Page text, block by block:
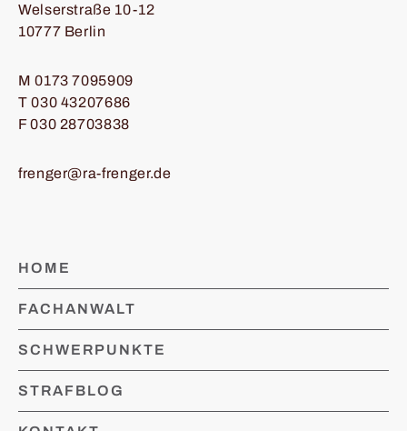
Welserstraße 10-12
10777 Berlin
M0173 7095909
T030 43207686
F 030 28703838
frenger@ra-frenger.de
HOME
FACHANWALT
SCHWERPUNKTE
STRAFBLOG